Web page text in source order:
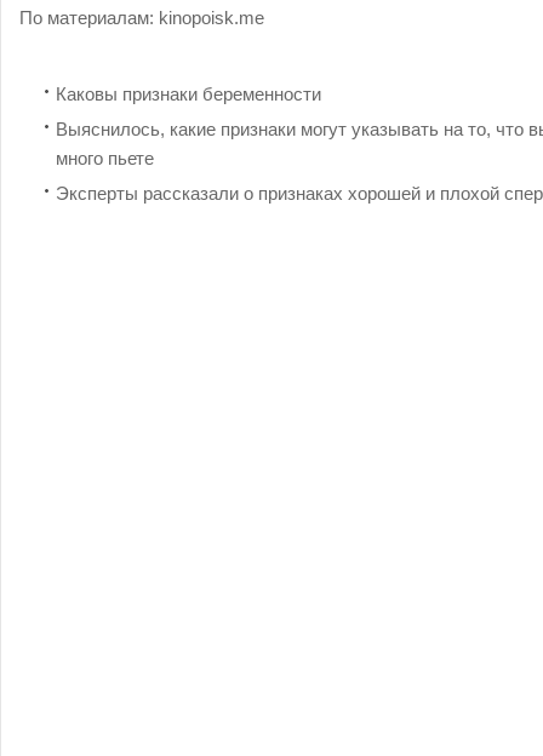
По материалам: kinopoisk.me
Каковы признаки беременности
Выяснилось, какие признаки могут указывать на то, что
много пьете
Эксперты рассказали о признаках хорошей и плохой